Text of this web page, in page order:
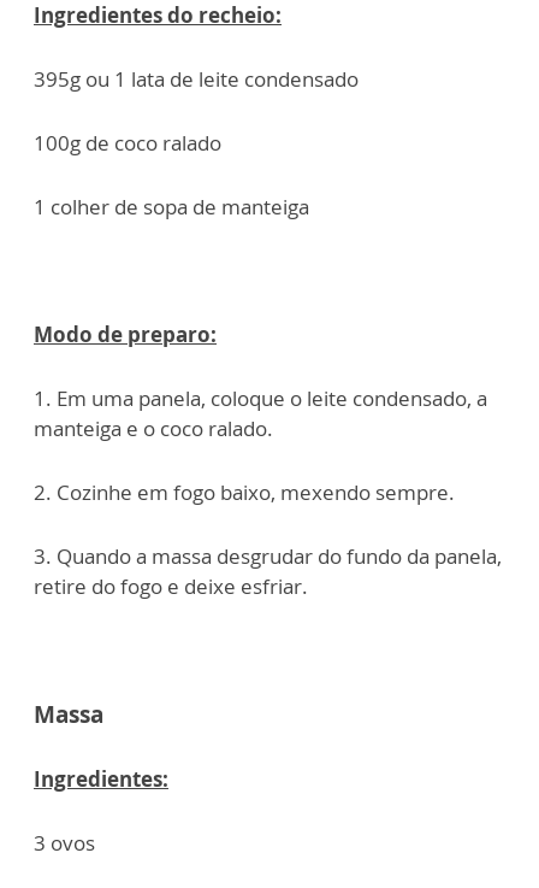
Ingredientes do recheio:
395g ou 1 lata de leite condensado
100g de coco ralado
1 colher de sopa de manteiga
Modo de preparo:
1. Em uma panela, coloque o leite condensado, a
manteiga e o coco ralado.
2. Cozinhe em fogo baixo, mexendo sempre.
3. Quando a massa desgrudar do fundo da panela,
retire do fogo e deixe esfriar.
Massa
Ingredientes:
3 ovos